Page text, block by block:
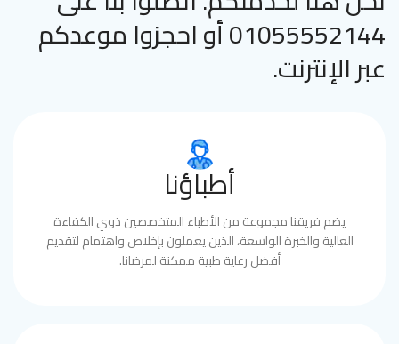
01055552144 أو احجزوا موعدكم
عبر الإنترنت.
أطباؤنا
يضم فريقنا مجموعة من الأطباء المتخصصين ذوي الكفاءة
العالية والخبرة الواسعة، الذين يعملون بإخلاص واهتمام لتقديم
أفضل رعاية طبية ممكنة لمرضانا.